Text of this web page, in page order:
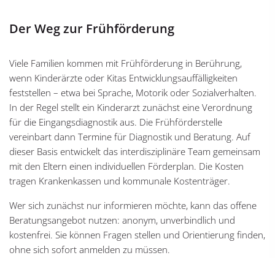
Der Weg zur Frühförderung
Viele Familien kommen mit Frühförderung in Berührung,
wenn Kinderärzte oder Kitas Entwicklungsauffälligkeiten
feststellen – etwa bei Sprache, Motorik oder Sozialverhalten.
In der Regel stellt ein Kinderarzt zunächst eine Verordnung
für die Eingangsdiagnostik aus. Die Frühförderstelle
vereinbart dann Termine für Diagnostik und Beratung. Auf
dieser Basis entwickelt das interdisziplinäre Team gemeinsam
mit den Eltern einen individuellen Förderplan. Die Kosten
tragen Krankenkassen und kommunale Kostenträger.
Wer sich zunächst nur informieren möchte, kann das offene
Beratungsangebot nutzen: anonym, unverbindlich und
kostenfrei. Sie können Fragen stellen und Orientierung finden,
ohne sich sofort anmelden zu müssen.